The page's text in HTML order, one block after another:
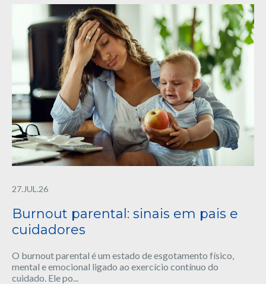
27.JUL.26
Burnout parental: sinais em pais e
cuidadores
O burnout parental é um estado de esgotamento físico,
mental e emocional ligado ao exercício contínuo do
cuidado. Ele po...